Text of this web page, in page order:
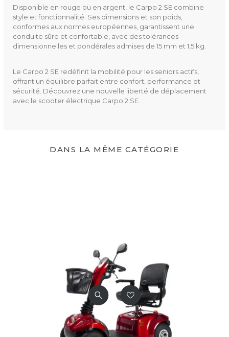
Disponible en rouge ou en argent, le Carpo 2 SE combine
style et fonctionnalité. Ses dimensions et son poids,
conformes aux normes européennes, garantissent une
conduite sûre et confortable, avec des tolérances
dimensionnelles et pondérales admises de 15 mm et 1,5 kg.
Le Carpo 2 SE redéfinit la mobilité pour les seniors actifs,
offrant un équilibre parfait entre confort, performance et
sécurité. Découvrez une nouvelle liberté de déplacement
avec le scooter électrique Carpo 2 SE.
DANS LA MÊME CATÉGORIE